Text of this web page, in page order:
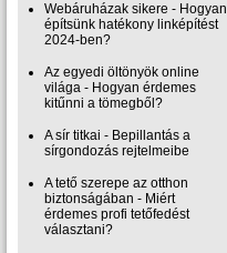
Webáruházak sikere - Hogyan
építsünk hatékony linképítést
2024-ben?
Az egyedi öltönyök online
világa - Hogyan érdemes
kitűnni a tömegből?
A sír titkai - Bepillantás a
sírgondozás rejtelmeibe
A tető szerepe az otthon
biztonságában - Miért
érdemes profi tetőfedést
választani?